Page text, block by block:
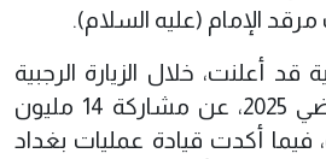
الإمام (عليه السلام).
قد أعلنت، خلال الزيارة الرجبية
في مطلع العام الماضي 2025، عن مشاركة 14 مليون
فيما أكدت قيادة عمليات بغداد